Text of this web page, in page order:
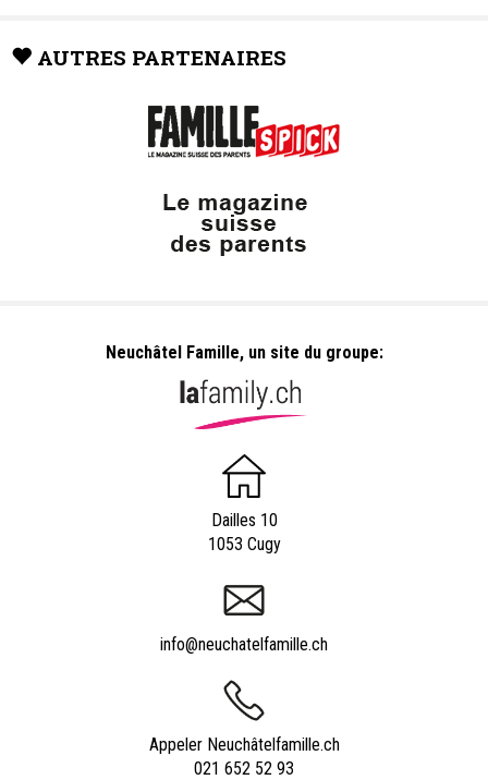
AUTRES PARTENAIRES
Neuchâtel Famille, un site du groupe:
Dailles 10
1053 Cugy
info@neuchatelfamille.ch
Appeler Neuchâtelfamille.ch
021 652 52 93